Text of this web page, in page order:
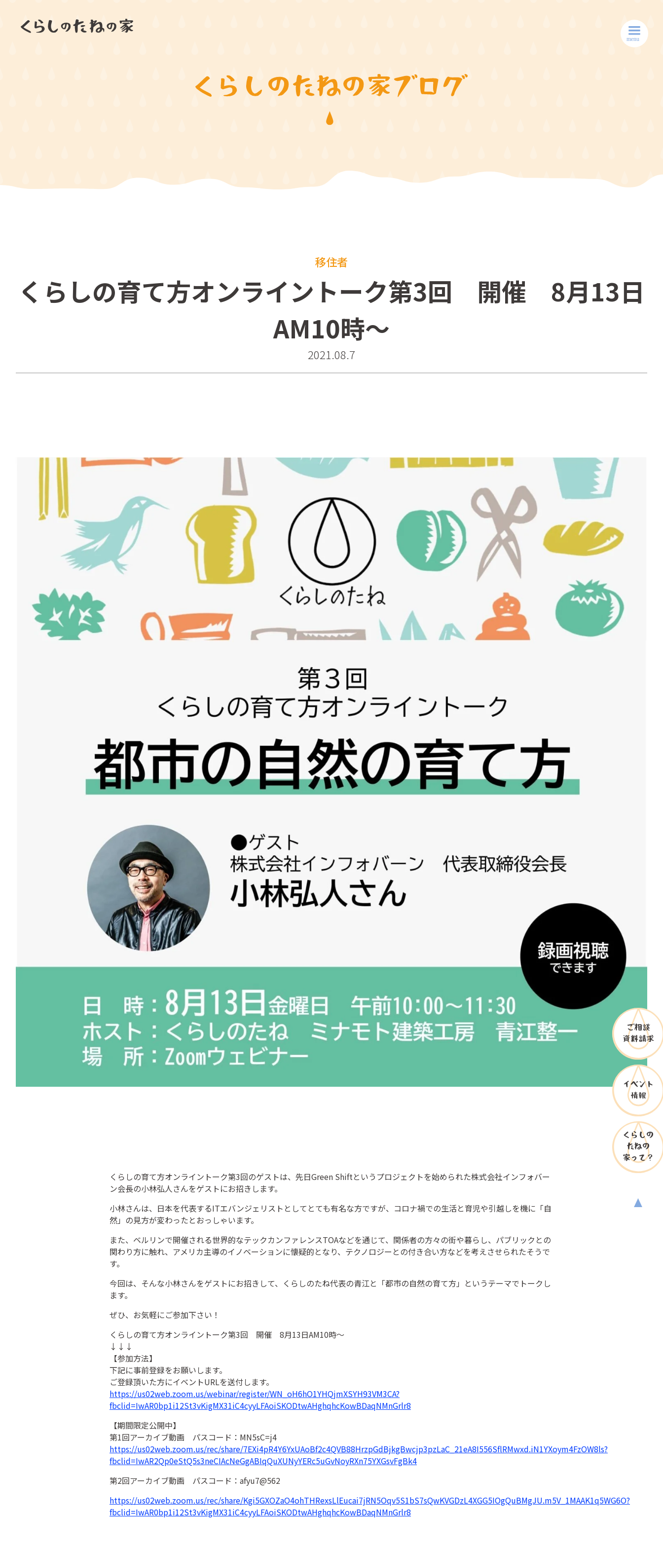
移住者
くらしの育て方オンライントーク第3回 開催 8月13日
AM10時～
2021.08.7
くらしの育て方オンライントーク第3回のゲストは、先日Green Shiftというプロジェクトを始められた株式会社インフォバー
ン会長の小林弘人さんをゲストにお招きします。
小林さんは、日本を代表するITエバンジェリストとしてとても有名な方ですが、コロナ禍での生活と育児や引越しを機に「自
然」の見方が変わったとおっしゃいます。
また、ベルリンで開催される世界的なテックカンファレンスTOAなどを通じて、関係者の方々の街や暮らし、パブリックとの
関わり方に触れ、アメリカ主導のイノベーションに懐疑的となり、テクノロジーとの付き合い方などを考えさせられたそうで
す。
今回は、そんな小林さんをゲストにお招きして、くらしのたね代表の青江と「都市の自然の育て方」というテーマでトークし
ます。
ぜひ、お気軽にご参加下さい！
くらしの育て方オンライントーク第3回 開催 8月13日AM10時～
↓↓↓
【参加方法】
下記に事前登録をお願いします。
ご登録頂いた方にイベントURLを送付します。
https://us02web.zoom.us/webinar/register/WN_oH6hO1YHQjmXSYH93VM3CA?
fbclid=IwAR0bp1i12St3vKigMX31iC4cyyLFAoiSKODtwAHghqhcKowBDaqNMnGrlr8
【期間限定公開中】
第1回アーカイブ動画 パスコード：MN5sC=j4
https://us02web.zoom.us/rec/share/7EXi4pR4Y6YxUAoBf2c4QVB88HrzpGdBjkgBwcjp3pzLaC_21eA8I556SflRMwxd.iN1YXoym4FzOW8ls?
fbclid=IwAR2Qp0eStQ5s3neCIAcNeGgABIqQuXUNyYERc5uGvNoyRXn75YXGsvFgBk4
第2回アーカイブ動画 パスコード：afyu7@562
https://us02web.zoom.us/rec/share/Kgi5GXOZaO4ohTHRexsLlEucai7jRN5Oqv5S1bS7sQwKVGDzL4XGG5IOgQuBMgJU.m5V_1MAAK1q5WG6O?
fbclid=IwAR0bp1i12St3vKigMX31iC4cyyLFAoiSKODtwAHghqhcKowBDaqNMnGrlr8
ご相談
資料請求
イベント
情報
くらしの
たねの
家って？